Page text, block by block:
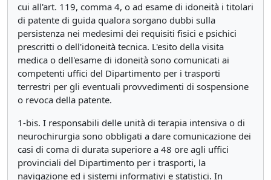
cui all'art. 119, comma 4, o ad esame di idoneità i titolari
di patente di guida qualora sorgano dubbi sulla
persistenza nei medesimi dei requisiti fisici e psichici
prescritti o dell'idoneità tecnica. L'esito della visita
medica o dell'esame di idoneità sono comunicati ai
competenti uffici del Dipartimento per i trasporti
terrestri per gli eventuali provvedimenti di sospensione
o revoca della patente.
1-bis. I responsabili delle unità di terapia intensiva o di
neurochirurgia sono obbligati a dare comunicazione dei
casi di coma di durata superiore a 48 ore agli uffici
provinciali del Dipartimento per i trasporti, la
navigazione ed i sistemi informativi e statistici. In